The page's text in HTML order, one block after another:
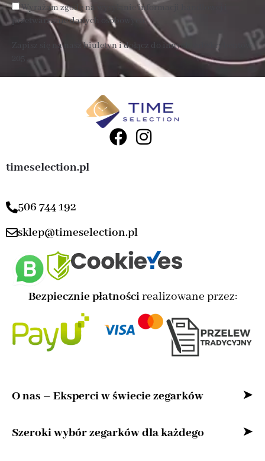
Wyrażam zgodę na wysyłanie informacji handlowej i
przetwarzanie danych osobowych
Zapisz się na nasz biuletyn i dołącz do innych subskrybentów
timeselection.pl
506 744 192
sklep@timeselection.pl
Bezpiecznie płatnościrealizowane przez:
O nas – Eksperci w świecie zegarków
Witaj w naszym sklepie internetowym –
Szeroki wybór zegarków dla każdego